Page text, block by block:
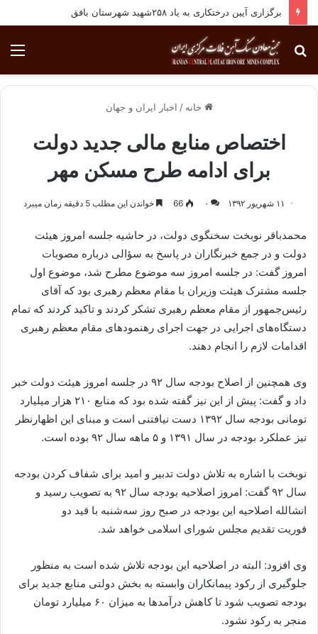
برگزاری آیین درختکاری به یاد ۲۵۸شهید شهرستان بافق
جستجو
برای
خانه / اخبار ایران و جهان
اختصاص منابع مالی جدید دولت
برای ادامه طرح مسکن مهر
۱۱ شهریور ۱۳۹۲ ۰ 66 خواندن این مطلب 5 دقیقه زمان میبرد
محمدباقر نوبخت سخنگوی دولت، در حاشیه جلسه امروز هیئت
دولت و در جمع خبرنگاران در پاسخ به سؤالی درباره مصوبات
امروز گفت: در جلسه امروز سه موضوع مطرح شد، موضوع اول
جلسه مشترک هیئت وزیران با مقام معظم رهبری بود که آقای
رئیس‌جمهور از مقام معظم رهبری تشکر کردند و تاکید کردند که تمام
دستگاه‌های اجرایی در جهت اجرای رهنمودهای مقام معظم رهبری
اقدامات لازم را انجام دهند.
وی همچنین از اصلاح بودجه سال ۹۲ در جلسه امروز هیئت دولت خبر
داد و گفت: پیش از این نیز گفته شده بود که منابع ۲۱۰ هزار میلیارد
تومانی بودجه سال ۱۳۹۲ دست نیافتنی است و مبنای این اظهارنظر
نیز عملکرد بودجه در سال ۱۳۹۱ و ۵ ماهه سال ۹۲ بوده است.
نوبخت با اشاره به تلاش دولت تدبیر و امید برای شفاف کردن بودجه
سال ۹۲ گفت: امروز اصلاحیه بودجه سال ۹۲ به تصویب رسید و
انشالله اصلاحیه این بودجه در صبح روز سه‌شنبه با قید دو
فوریت تقدیم مجلس شورای اسلامی خواهد شد.
وی افزود: البته در اصلاحیه این بودجه تلاش شده است به منظور
جلوگیری از رکود پیمانکاران وابسته به بخش دولتی منابع جدید برای
بودجه تصویب شود تا کاهش درآمدها به میزان ۶۰ میلیارد تومان
منجر به رکود نشود.